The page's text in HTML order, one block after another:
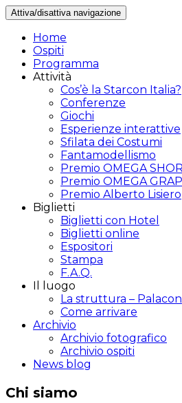
Attiva/disattiva navigazione
Home
Ospiti
Programma
Attività
Cos’è la Starcon Italia?
Conferenze
Giochi
Esperienze interattive
Sfilata dei Costumi
Fantamodellismo
Premio OMEGA
Premio OMEGA
Premio Alberto Lisiero
Biglietti
Biglietti con Hotel
Biglietti online
Espositori
Stampa
F.A.Q.
Il luogo
La struttura –
Come arrivare
Archivio
Archivio fotografico
Archivio ospiti
News blog
Chi siamo